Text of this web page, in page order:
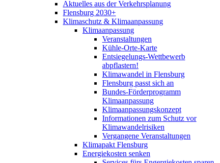
Aktuelles aus der Verkehrsplanung
Flensburg 2030+
Klimaschutz & Klimaanpassung
Klimaanpassung
Veranstaltungen
Kühle-Orte-Karte
Entsiegelungs-Wettbewerb
abpflastern!
Klimawandel in Flensburg
Flensburg passt sich an
Bundes-Förderprogramm
Klimaanpassung
Klimaanpassungskonzept
Informationen zum Schutz vor
Klimawandelrisiken
Vergangene Veranstaltungen
Klimapakt Flensburg
Energiekosten senken